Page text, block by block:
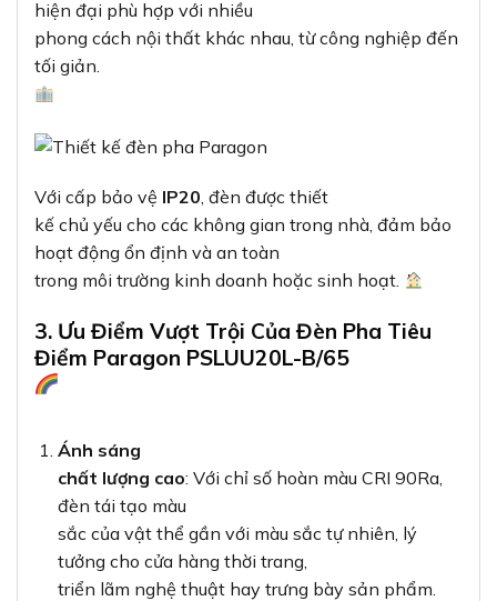
hiện đại phù hợp với nhiều
phong cách nội thất khác nhau, từ công nghiệp đến
tối giản.
Với cấp bảo vệ IP20, đèn được thiết
kế chủ yếu cho các không gian trong nhà, đảm bảo
hoạt động ổn định và an toàn
trong môi trường kinh doanh hoặc sinh hoạt.
3. Ưu Điểm Vượt Trội Của Đèn Pha Tiêu
Điểm Paragon PSLUU20L-B/65
Ánh sáng
chất lượng cao: Với chỉ số hoàn màu CRI 90Ra,
đèn tái tạo màu
sắc của vật thể gần với màu sắc tự nhiên, lý
tưởng cho cửa hàng thời trang,
triển lãm nghệ thuật hay trưng bày sản phẩm.